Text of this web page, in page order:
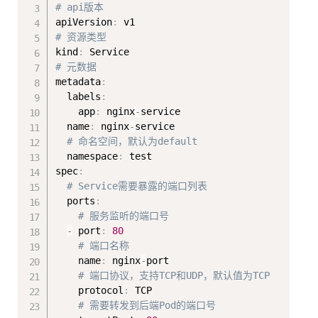
# api版本
apiVersion:
# 资源类型
kind:
# 元数据
metadata:
  labels
:
    app
: nginx-service
  name
: nginx-service
# 命名空间，默认为default
  namespace
:
test
spec:
# Service需要暴露的端口列表
  ports
:
# 服务监听的端口号
-
port :
80
# 端口名称
    name
: nginx-port
# 端口协议，支持TCP和UDP，默认值为TCP
    protocol
:
TCP
# 需要转发到后端Pod的端口号